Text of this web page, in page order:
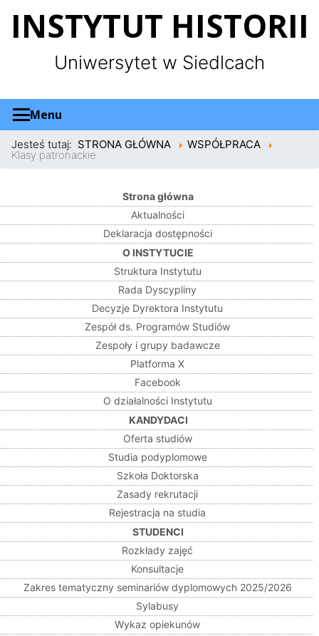
INSTYTUT HISTORII
Uniwersytet w Siedlcach
Menu
Jesteś tutaj: STRONA GŁÓWNA WSPÓŁPRACA
Klasy patronackie
Strona główna
Aktualności
Deklaracja dostępności
O INSTYTUCIE
Struktura Instytutu
Rada Dyscypliny
Decyzje Dyrektora Instytutu
Zespół ds. Programów Studiów
Zespoły i grupy badawcze
Platforma X
Facebook
O działalności Instytutu
KANDYDACI
Oferta studiów
Studia podyplomowe
Szkoła Doktorska
Zasady rekrutacji
Rejestracja na studia
STUDENCI
Rozkłady zajęć
Konsultacje
Zakres tematyczny seminariów dyplomowych 2025/2026
Sylabusy
Wykaz opiekunów